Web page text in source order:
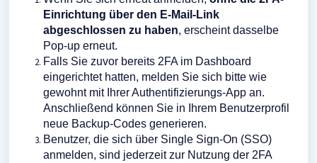
Einrichtung über den E-Mail-Link
abgeschlossen zu haben, erscheint dasselbe
Pop-up erneut.
Falls Sie zuvor bereits 2FA im Dashboard
eingerichtet hatten, melden Sie sich bitte wie
gewohnt mit Ihrer Authentifizierungs-App an.
Anschließend können Sie in Ihrem Benutzerprofil
neue Backup-Codes generieren.
Benutzer, die sich über Single Sign-On (SSO)
anmelden, sind jederzeit zur Nutzung der 2FA